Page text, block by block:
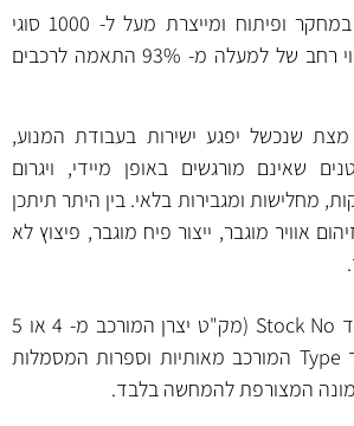
NGK משקיעה רבות במחקר ופיתוח ומייצרת מעל ל- 1000 סוגי
מצתים שונים עם כיסוי רחב של למעלה מ- 93% התאמה לרכבים
שנכשל יפגע ישירות בעבודת המנוע,
שאינם מורגשים באופן מיידי, ויגרום
מחלישות ומגבירות בלאי. בין היתר תיתכן
אוויר מוגבר, ייצור פיח מוגבר, פיצוץ לא
לכל מצת NGK מוצמד Stock No (מק"ט יצרן המורכב מ- 4 או 5
ספרות) וקוד סוג (קוד Type המורכב מאותיות וספרות המסמלות
המצורפת להמחשה בלבד.